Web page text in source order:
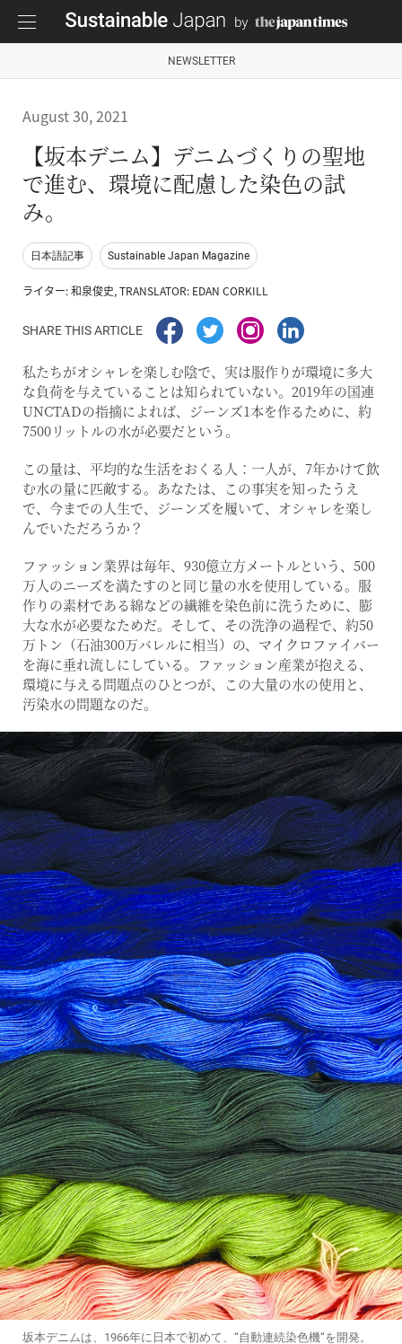
NEWSLETTER
August 30, 2021
【坂本デニム】デニムづくりの聖地
で進む、環境に配慮した染色の試
み。
日本語記事 Sustainable Japan Magazine
ライター: 和泉俊史, TRANSLATOR: EDAN CORKILL
SHARE THIS ARTICLE
坂本デニムは、1966年に日本で初めて、“自動連続染色機“を開発。
私たちがオシャレを楽しむ陰で、実は服作りが環境に多大
な負荷を与えていることは知られていない。2019年の国連
UNCTADの指摘によれば、ジーンズ1本を作るために、約
7500リットルの水が必要だという。
この量は、平均的な生活をおくる人：一人が、7年かけて飲
む水の量に匹敵する。あなたは、この事実を知ったうえ
で、今までの人生で、ジーンズを履いて、オシャレを楽し
んでいただろうか？
ファッション業界は毎年、930億立方メートルという、500
万人のニーズを満たすのと同じ量の水を使用している。服
作りの素材である綿などの繊維を染色前に洗うために、膨
大な水が必要なためだ。そして、その洗浄の過程で、約50
万トン（石油300万バレルに相当）の、マイクロファイバー
を海に垂れ流しにしている。ファッション産業が抱える、
環境に与える問題点のひとつが、この大量の水の使用と、
汚染水の問題なのだ。